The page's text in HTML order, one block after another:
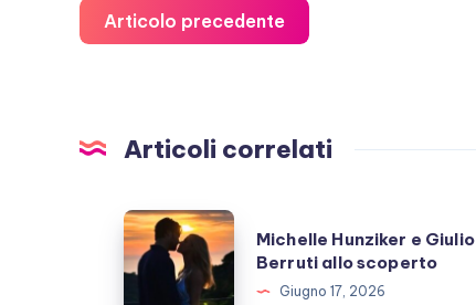
Articolo precedente
Articoli correlati
Michelle
Hunziker
Michelle Hunziker e Giulio
Berruti allo scoperto
Giugno 17, 2026